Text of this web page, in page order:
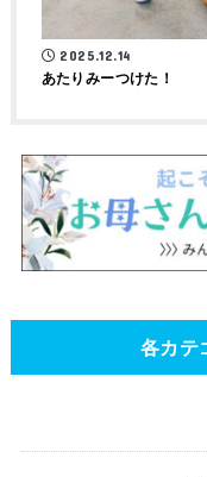
2025.12.14
あたりみーつけた！
各カテ